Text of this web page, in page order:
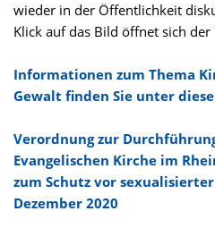
wieder in der Öffentlichkeit
Klick auf das Bild öffnet sich der
Informationen zum Thema
Gewalt finden Sie unter
Verordnung zur
Evangelischen Kirche im
zum Schutz vor
Dezember 2020